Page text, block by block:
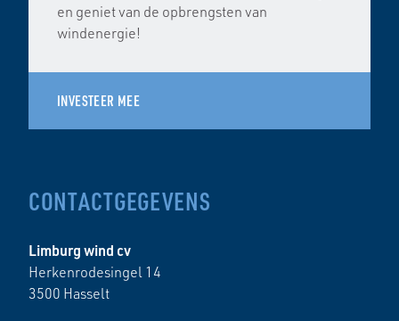
en geniet van de opbrengsten van
windenergie!
INVESTEER MEE
CONTACTGEGEVENS
Limburg wind cv
Herkenrodesingel 14
3500 Hasselt